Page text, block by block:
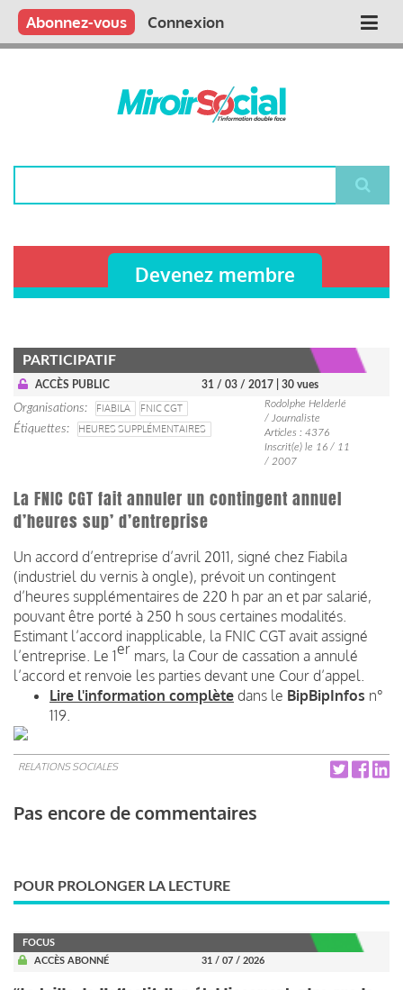
Aller
contenu
Main
Qui sommes nous ?
Vous publiez
Nous publions
Contactez-nous
Abonnez-vous Connexion
Devenez membre
PARTICIPATIF
ACCÈS PUBLIC 31 / 03 / 2017 | 30 vues
Organisations FIABILA
FNIC CGT
Étiquettes
HEURES SUPPLÉMENTAIRES
Rodolphe Helderlé
/ Journaliste
Articles : 4376
Inscrit(e) le 16 / 11
/ 2007
La FNIC CGT fait annuler un contingent annuel
d’heures sup’ d’entreprise
Un accord d’entreprise d’avril 2011, signé chez Fiabila
(industriel du vernis à ongle), prévoit un contingent
d’heures supplémentaires de 220 h par an et par salarié,
pouvant être porté à 250 h sous certaines modalités.
Estimant l’accord inapplicable, la FNIC CGT avait assigné
l’entreprise. Le 1er mars, la Cour de cassation a annulé
l’accord et renvoie les parties devant une Cour d’appel.
Lire l'information complète dans le BipBipInfos n°
119.
RELATIONS SOCIALES
Pas encore de commentaires
POUR PROLONGER LA LECTURE
FOCUS
ACCÈS ABONNÉ
31 / 07 / 2026